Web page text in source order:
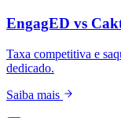
EngagED vs
Taxa competitiva e
dedicado.
Saiba mais